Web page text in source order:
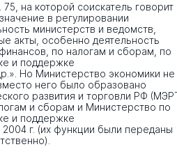
на которой соискатель говорит
в регулировании
министерств и ведомств,
акты, особенно деятельность
по налогам и сборам, по
и поддержке
Но Министерство экономики не
него было образовано
развития и торговли РФ
и сборам и Министерство по
и поддержке
г. (их функции были переданы